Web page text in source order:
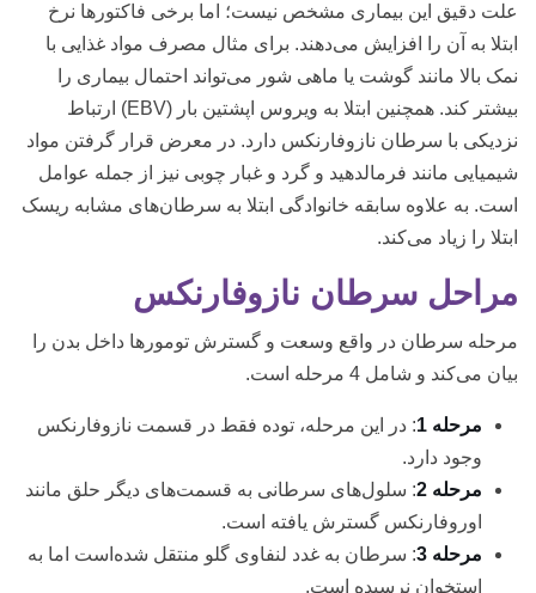
علت دقیق این بیماری مشخص نیست؛ اما برخی فاکتورها نرخ
ابتلا به آن را افزایش می‌دهند. برای مثال مصرف مواد غذایی با
نمک بالا مانند گوشت یا ماهی شور می‌تواند احتمال بیماری را
بیشتر کند. همچنین ابتلا به ویروس اپشتین بار (EBV) ارتباط
نزدیکی با سرطان نازوفارنکس دارد. در معرض قرار گرفتن مواد
شیمیایی مانند فرمالدهید و گرد و غبار چوبی نیز از جمله عوامل
است. به علاوه سابقه خانوادگی ابتلا به سرطان‌های مشابه ریسک
ابتلا را زیاد می‌کند.
مراحل سرطان نازوفارنکس
مرحله سرطان در واقع وسعت و گسترش تومورها داخل بدن را
بیان می‌کند و شامل 4 مرحله است.
مرحله 1
: در این مرحله، توده فقط در قسمت نازوفارنکس
وجود دارد.
مرحله 2
: سلول‌های سرطانی به قسمت‌های دیگر حلق مانند
اوروفارنکس گسترش یافته است.
مرحله 3
: سرطان به غدد لنفاوی گلو منتقل شده‌است اما به
استخوان نرسیده است.